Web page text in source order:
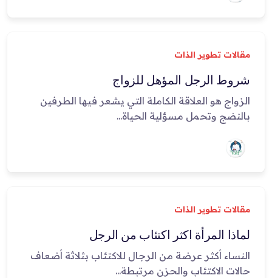
مقالات تطوير الذات
شروط الرجل المؤهل للزواج
الزواج هو العلاقة الكاملة التي يشعر فيها الطرفين
بالنضج وتحمل مسؤلية الحياة...
مقالات تطوير الذات
لماذا المرأة اكثر اكتئاب من الرجل
النساء أكثر عرضة من الرجال للاكتئاب بثلاثة أضعاف
حالات الاكتئاب والحزن مرتبطة...